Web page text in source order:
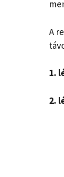
A
1.
2.